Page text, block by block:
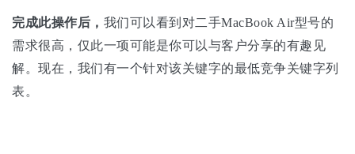
完成此操作后， 我们可以看到对二手MacBook Air型号的
需求很高，仅此一项可能是你可以与客户分享的有趣见
解。现在，我们有一个针对该关键字的最低竞争关键字列
表。